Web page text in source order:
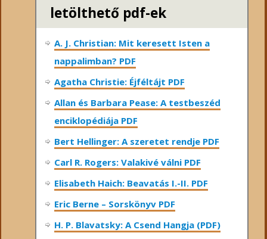
letölthető pdf-ek
A. J. Christian: Mit keresett Isten a
nappalimban? PDF
Agatha Christie: Éjféltájt PDF
Allan és Barbara Pease: A testbeszéd
enciklopédiája PDF
Bert Hellinger: A ​szeretet rendje PDF
Carl R. Rogers: Valakivé válni PDF
Elisabeth Haich: Beavatás I.-II. PDF
Eric Berne – Sorskönyv PDF
H. P. Blavatsky: A Csend Hangja (PDF)